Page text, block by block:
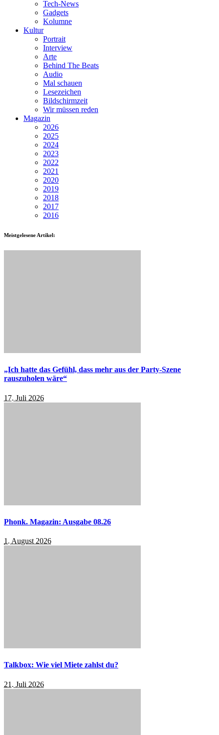
Tech-News
Gadgets
Kolumne
Kultur
Portrait
Interview
Arte
Behind The Beats
Audio
Mal schauen
Lesezeichen
Bildschirmzeit
Wir müssen reden
Magazin
2026
2025
2024
2023
2022
2021
2020
2019
2018
2017
2016
Meistgelesene Artikel:
„Ich hatte das Gefühl, dass mehr aus der Party-Szene
rauszuholen wäre“
17. Juli 2026
Phonk. Magazin: Ausgabe 08.26
1. August 2026
Talkbox: Wie viel Miete zahlst du?
21. Juli 2026